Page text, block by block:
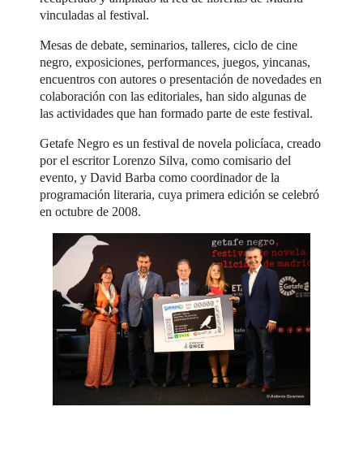
vinculadas al festival.
Mesas de debate, seminarios, talleres, ciclo de cine
negro, exposiciones, performances, juegos, yincanas,
encuentros con autores o presentación de novedades en
colaboración con las editoriales, han sido algunas de
las actividades que han formado parte de este festival.
Getafe Negro es un festival de novela policíaca, creado
por el escritor Lorenzo Silva, como comisario del
evento, y David Barba como coordinador de la
programación literaria, cuya primera edición se celebró
en octubre de 2008.